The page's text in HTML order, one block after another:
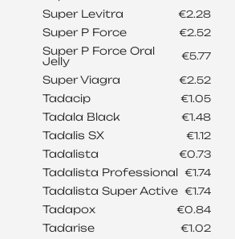
Super Levitra €2.28
Super P Force €2.52
Super P Force Oral
Jelly
€5.77
Super Viagra €2.52
Tadacip €1.05
Tadala Black €1.48
Tadalis SX €1.12
Tadalista €0.73
Tadalista Professional €1.74
Tadalista Super Active €1.74
Tadapox €0.84
Tadarise €1.02